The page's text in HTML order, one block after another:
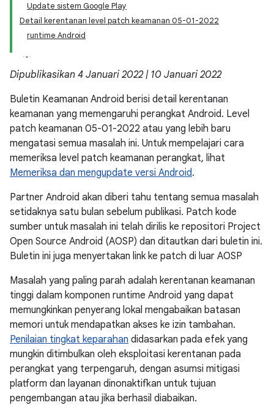
Update sistem Google Play
Detail kerentanan level patch keamanan 05-01-2022
runtime Android
Dipublikasikan 4 Januari 2022 | 10 Januari 2022
Buletin Keamanan Android berisi detail kerentanan
keamanan yang memengaruhi perangkat Android. Level
patch keamanan 05-01-2022 atau yang lebih baru
mengatasi semua masalah ini. Untuk mempelajari cara
memeriksa level patch keamanan perangkat, lihat
Memeriksa dan mengupdate versi Android.
Partner Android akan diberi tahu tentang semua masalah
setidaknya satu bulan sebelum publikasi. Patch kode
sumber untuk masalah ini telah dirilis ke repositori Project
Open Source Android (AOSP) dan ditautkan dari buletin ini.
Buletin ini juga menyertakan link ke patch di luar AOSP
Masalah yang paling parah adalah kerentanan keamanan
tinggi dalam komponen runtime Android yang dapat
memungkinkan penyerang lokal mengabaikan batasan
memori untuk mendapatkan akses ke izin tambahan.
Penilaian tingkat keparahan didasarkan pada efek yang
mungkin ditimbulkan oleh eksploitasi kerentanan pada
perangkat yang terpengaruh, dengan asumsi mitigasi
platform dan layanan dinonaktifkan untuk tujuan
pengembangan atau jika berhasil diabaikan.